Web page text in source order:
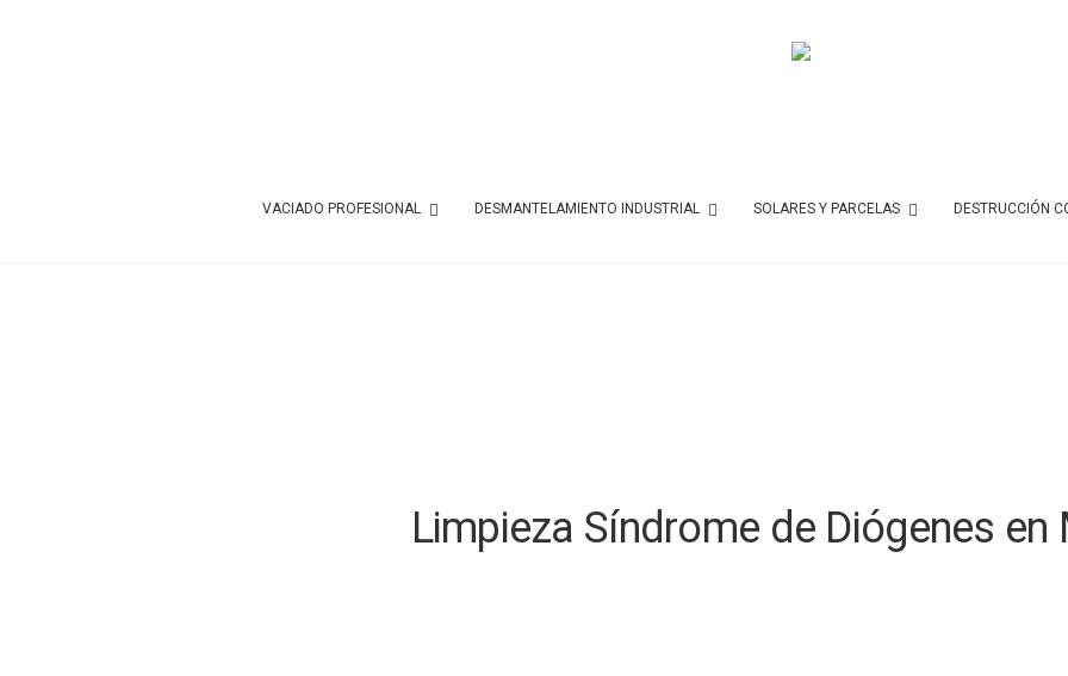
VACIADO PROFESIONAL DESMANTELAMIENTO INDUSTRIAL SOLARES Y PARCELAS DESTRUCCIÓN
Limpieza Síndrome de Diógenes en